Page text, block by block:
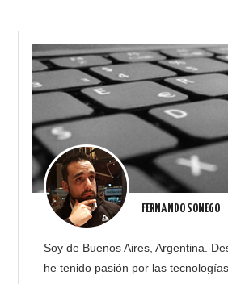
FERNANDO SONEGO
Soy de Buenos Aires, Argentina.
he tenido pasión por las